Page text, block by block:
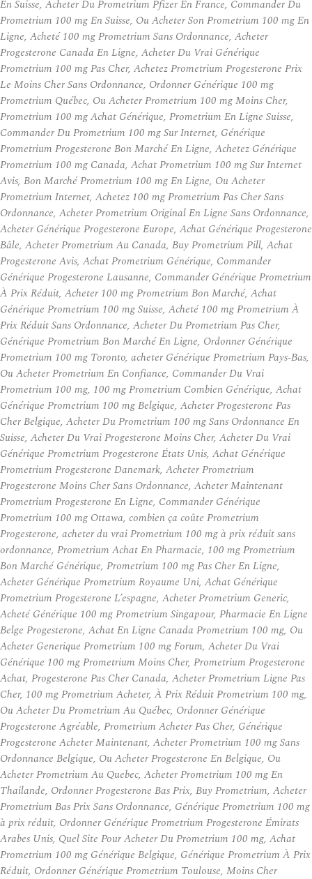
En Suisse, Acheter Du Prometrium Pfizer En France, Commander Du
Prometrium 100 mg En Suisse, Ou Acheter Son Prometrium 100 mg En
Ligne, Acheté 100 mg Prometrium Sans Ordonnance, Acheter
Progesterone Canada En Ligne, Acheter Du Vrai Générique
Prometrium 100 mg Pas Cher, Achetez Prometrium Progesterone Prix
Le Moins Cher Sans Ordonnance, Ordonner Générique 100 mg
Prometrium Québec, Ou Acheter Prometrium 100 mg Moins Cher,
Prometrium 100 mg Achat Générique, Prometrium En Ligne Suisse,
Commander Du Prometrium 100 mg Sur Internet, Générique
Prometrium Progesterone Bon Marché En Ligne, Achetez Générique
Prometrium 100 mg Canada, Achat Prometrium 100 mg Sur Internet
Avis, Bon Marché Prometrium 100 mg En Ligne, Ou Acheter
Prometrium Internet, Achetez 100 mg Prometrium Pas Cher Sans
Ordonnance, Acheter Prometrium Original En Ligne Sans Ordonnance,
Acheter Générique Progesterone Europe, Achat Générique Progesterone
Bâle, Acheter Prometrium Au Canada, Buy Prometrium Pill, Achat
Progesterone Avis, Achat Prometrium Générique, Commander
Générique Progesterone Lausanne, Commander Générique Prometrium
À Prix Réduit, Acheter 100 mg Prometrium Bon Marché, Achat
Générique Prometrium 100 mg Suisse, Acheté 100 mg Prometrium À
Prix Réduit Sans Ordonnance, Acheter Du Prometrium Pas Cher,
Générique Prometrium Bon Marché En Ligne, Ordonner Générique
Prometrium 100 mg Toronto, acheter Générique Prometrium Pays-Bas,
Ou Acheter Prometrium En Confiance, Commander Du Vrai
Prometrium 100 mg, 100 mg Prometrium Combien Générique, Achat
Générique Prometrium 100 mg Belgique, Acheter Progesterone Pas
Cher Belgique, Acheter Du Prometrium 100 mg Sans Ordonnance En
Suisse, Acheter Du Vrai Progesterone Moins Cher, Acheter Du Vrai
Générique Prometrium Progesterone États Unis, Achat Générique
Prometrium Progesterone Danemark, Acheter Prometrium
Progesterone Moins Cher Sans Ordonnance, Acheter Maintenant
Prometrium Progesterone En Ligne, Commander Générique
Prometrium 100 mg Ottawa, combien ça coûte Prometrium
Progesterone, acheter du vrai Prometrium 100 mg à prix réduit sans
ordonnance, Prometrium Achat En Pharmacie, 100 mg Prometrium
Bon Marché Générique, Prometrium 100 mg Pas Cher En Ligne,
Acheter Générique Prometrium Royaume Uni, Achat Générique
Prometrium Progesterone L’espagne, Acheter Prometrium Generic,
Acheté Générique 100 mg Prometrium Singapour, Pharmacie En Ligne
Belge Progesterone, Achat En Ligne Canada Prometrium 100 mg, Ou
Acheter Generique Prometrium 100 mg Forum, Acheter Du Vrai
Générique 100 mg Prometrium Moins Cher, Prometrium Progesterone
Achat, Progesterone Pas Cher Canada, Acheter Prometrium Ligne Pas
Cher, 100 mg Prometrium Acheter, À Prix Réduit Prometrium 100 mg,
Ou Acheter Du Prometrium Au Québec, Ordonner Générique
Progesterone Agréable, Prometrium Acheter Pas Cher, Générique
Progesterone Acheter Maintenant, Acheter Prometrium 100 mg Sans
Ordonnance Belgique, Ou Acheter Progesterone En Belgique, Ou
Acheter Prometrium Au Quebec, Acheter Prometrium 100 mg En
Thailande, Ordonner Progesterone Bas Prix, Buy Prometrium, Acheter
Prometrium Bas Prix Sans Ordonnance, Générique Prometrium 100 mg
à prix réduit, Ordonner Générique Prometrium Progesterone Émirats
Arabes Unis, Quel Site Pour Acheter Du Prometrium 100 mg, Achat
Prometrium 100 mg Générique Belgique, Générique Prometrium À Prix
Réduit, Ordonner Générique Prometrium Toulouse, Moins Cher